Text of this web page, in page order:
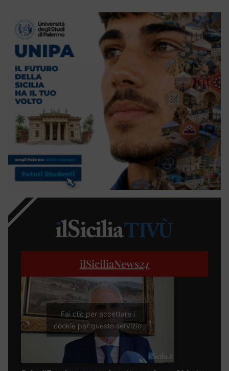
ilSiciliaNews24
Fai clic per accettare i
cookie per questo servizio